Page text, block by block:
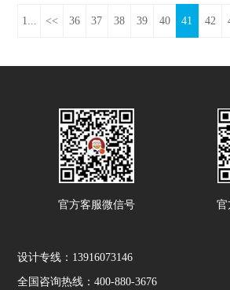
1... << 36 37 38 39 40 41 42
官方客服微信号 官
设计专线：13916073146
全国咨询热线：400-880-3676